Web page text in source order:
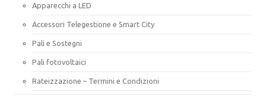
Apparecchi a LED
Accessori Telegestione e Smart City
Pali e Sostegni
Pali fotovoltaici
Rateizzazione – Termini e Condizioni